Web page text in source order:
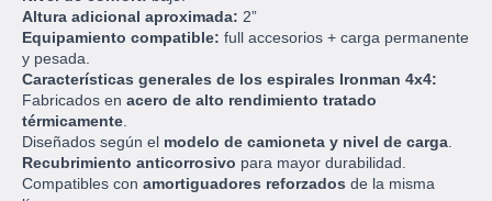
Altura adicional aproximada: 2”
Equipamiento compatible: full accesorios + carga permanente
y pesada.
Características generales de los espirales Ironman 4x4:
Fabricados en acero de alto rendimiento tratado
térmicamente
Diseñados según el modelo de camioneta y nivel de carga
Recubrimiento anticorrosivo para mayor durabilidad.
Compatibles con amortiguadores reforzados de la misma